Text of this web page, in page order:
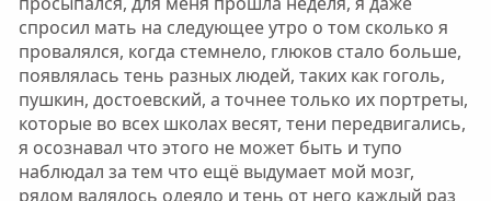
спросил мать на следующее утро о том сколько я
провалялся, когда стемнело, глюков стало больше,
появлялась тень разных людей, таких как гоголь,
пушкин, достоевский, а точнее только их портреты,
которые во всех школах весят, тени передвигались,
я осознавал что этого не может быть и тупо
наблюдал за тем что ещё выдумает мой мозг,
рядом валялось одеяло и тень от него каждый раз